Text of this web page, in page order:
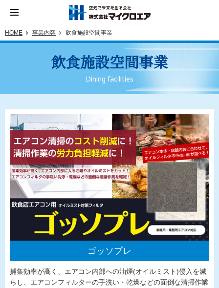
HOME 事業内容 飲食施設空間事業
飲食施設空間事業
Dining facilities
ゴッソプレ
捕集効率が高く、エアコン内部への油煙(オイルミスト)侵入を減
らし、エアコンフィルターの手洗い・乾燥などの面倒な清掃作業